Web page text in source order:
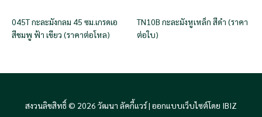
045T กะละมังกลม 45 ซม.เกรดเอ
สีชมพู ฟ้า เขียว (ราคาต่อโหล)
TN10B กะละมังหูเหล็ก สีดำ (ราคา
ต่อใบ)
สงวนลิขสิทธิ์ © 2026 วัฒนา ลัคกี้แวร์ | ออกแบบเว็บไซต์โดย IBIZ